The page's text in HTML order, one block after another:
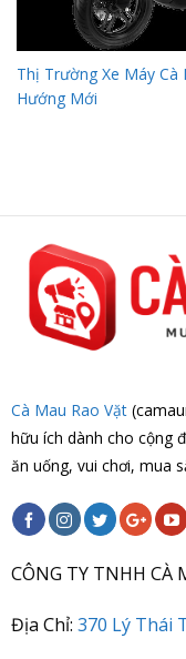
Thị Trường Xe Máy Cà
Hướng Mới
Cà Mau Rao Vặt
hữu ích dành cho cộng
ăn uống, vui chơi, mua
CÔNG TY TNHH CÀ
Địa Chỉ: 370 Lý Thái